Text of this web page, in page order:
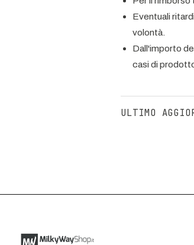
Eventuali
volontà.
Dall'importo
casi di
ULTIMO